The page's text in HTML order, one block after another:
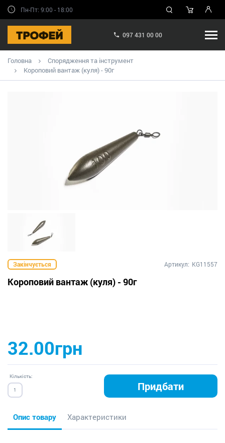
Пн-Пт: 9:00 - 18:00
097 431 00 00
Головна
Спорядження та інструмент
Короповий вантаж (куля) - 90г
Закінчується Артикул: KG11557
Короповий вантаж (куля) - 90г
32.00грн
Кількість:
Придбати
Опис товару Характеристики